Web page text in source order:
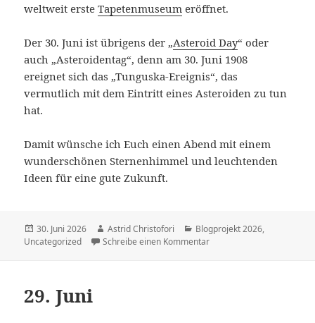
weltweit ersteTapetenmuseum eröffnet.
Der 30. Juni ist übrigens der „Asteroid Day“ oder
auch „Asteroidentag“, denn am 30. Juni 1908
ereignet sich das „Tunguska-Ereignis“, das
vermutlich mit dem Eintritt eines Asteroiden zu tun
hat.
Damit wünsche ich Euch einen Abend mit einem
wunderschönen Sternenhimmel und leuchtenden
Ideen für eine gute Zukunft.
Veröffentlicht
am
30. Juni 2026 Autor
Astrid Christofori Kategorien
Blogprojekt 2026,
Uncategorized
Schreibe einen Kommentar
29. Juni